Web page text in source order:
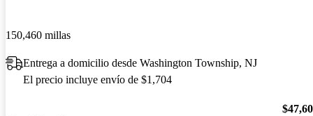
150,460 millas
Entrega a domicilio desde Washington Township, NJ
El precio incluye envío de $1,704